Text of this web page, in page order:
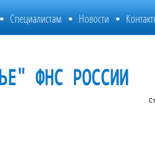
Специалистам Новости